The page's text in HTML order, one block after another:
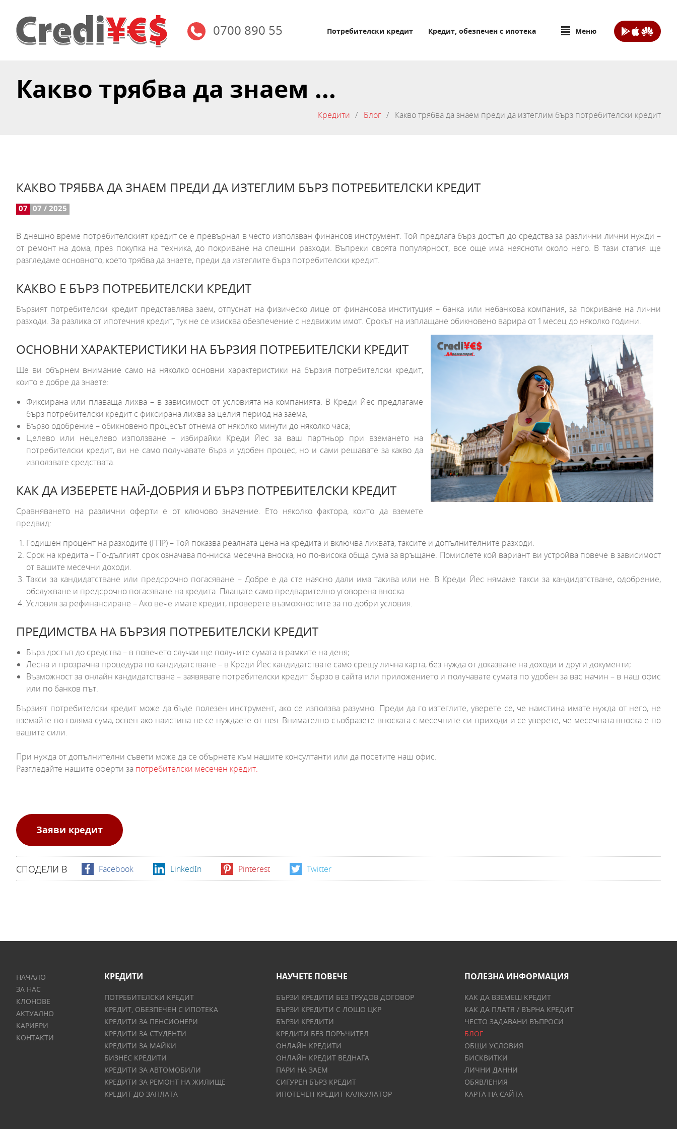
0700 890 55 Меню
Потребителски кредит Кредит, обезпечен с ипотека
Какво трябва да знаем ...
Кредити Блог Какво трябва да знаем преди да изтеглим бърз потребителски кредит
КАКВО ТРЯБВА ДА ЗНАЕМ ПРЕДИ ДА ИЗТЕГЛИМ БЪРЗ ПОТРЕБИТЕЛСКИ КРЕДИТ
07 07 / 2025
В днешно време потребителският кредит се е превърнал в често използван финансов инструмент. Той предлага бърз достъп до средства за различни лични нужди –
от ремонт на дома, през покупка на техника, до покриване на спешни разходи. Въпреки своята популярност, все още има неясноти около него. В тази статия ще
разгледаме основното, което трябва да знаете, преди да изтеглите бърз потребителски кредит.
КАКВО Е БЪРЗ ПОТРЕБИТЕЛСКИ КРЕДИТ
Бързият потребителски кредит представлява заем, отпуснат на физическо лице от финансова институция – банка или небанкова компания, за покриване на лични
разходи. За разлика от ипотечния кредит, тук не се изисква обезпечение с недвижим имот. Срокът на изплащане обикновено варира от 1 месец до няколко години.
ОСНОВНИ ХАРАКТЕРИСТИКИ НА БЪРЗИЯ ПОТРЕБИТЕЛСКИ КРЕДИТ
Ще ви обърнем внимание само на няколко основни характеристики на бързия потребителски кредит,
които е добре да знаете:
Фиксирана или плаваща лихва – в зависимост от условията на компанията. В Креди Йес предлагаме
бърз потребителски кредит с фиксирана лихва за целия период на заема;
Бързо одобрение – обикновено процесът отнема от няколко минути до няколко часа;
Целево или нецелево използване – избирайки Креди Йес за ваш партньор при вземането на
потребителски кредит, ви не само получавате бърз и удобен процес, но и сами решавате за какво да
използвате средствата.
КАК ДА ИЗБЕРЕТЕ НАЙ-ДОБРИЯ И БЪРЗ ПОТРЕБИТЕЛСКИ КРЕДИТ
Сравняването на различни оферти е от ключово значение. Ето няколко фактора, които да вземете
предвид:
Годишен процент на разходите (ГПР) – Той показва реалната цена на кредита и включва лихвата, таксите и допълнителните разходи.
Срок на кредита – По-дългият срок означава по-ниска месечна вноска, но по-висока обща сума за връщане. Помислете кой вариант ви устройва повече в зависимост
от вашите месечни доходи.
Такси за кандидатстване или предсрочно погасяване – Добре е да сте наясно дали има такива или не. В Креди Йес нямаме такси за кандидатстване, одобрение,
обслужване и предсрочно погасяване на кредита. Плащате само предварително уговорена вноска.
Условия за рефинансиране – Ако вече имате кредит, проверете възможностите за по-добри условия.
ПРЕДИМСТВА НА БЪРЗИЯ ПОТРЕБИТЕЛСКИ КРЕДИТ
Бърз достъп до средства – в повечето случаи ще получите сумата в рамките на деня;
Лесна и прозрачна процедура по кандидатстване – в Креди Йес кандидатствате само срещу лична карта, без нужда от доказване на доходи и други документи;
Възможност за онлайн кандидатстване – заявявате потребителски кредит бързо в сайта или приложението и получавате сумата по удобен за вас начин – в наш офис
или по банков път.
Бързият потребителски кредит може да бъде полезен инструмент, ако се използва разумно. Преди да го изтеглите, уверете се, че наистина имате нужда от него, не
вземайте по-голяма сума, освен ако наистина не се нуждаете от нея. Внимателно съобразете вноската с месечните си приходи и се уверете, че месечната вноска е по
вашите сили.
При нужда от допълнителни съвети може да се обърнете към нашите консултанти или да посетите наш офис.
Разгледайте нашите оферти за потребителски месечен кредит.
Заяви кредит
СПОДЕЛИ В Facebook LinkedIn Pinterest Twitter
НАЧАЛО
ЗА НАС
КЛОНОВЕ
АКТУАЛНО
КАРИЕРИ
КОНТАКТИ
КРЕДИТИ
ПОТРЕБИТЕЛСКИ КРЕДИТ
КРЕДИТ, ОБЕЗПЕЧЕН С ИПОТЕКА
КРЕДИТИ ЗА ПЕНСИОНЕРИ
КРЕДИТИ ЗА СТУДЕНТИ
КРЕДИТИ ЗА МАЙКИ
БИЗНЕС КРЕДИТИ
КРЕДИТИ ЗА АВТОМОБИЛИ
КРЕДИТИ ЗА РЕМОНТ НА ЖИЛИЩЕ
КРЕДИТ ДО ЗАПЛАТА
НАУЧЕТЕ ПОВЕЧЕ
БЪРЗИ КРЕДИТИ БЕЗ ТРУДОВ ДОГОВОР
БЪРЗИ КРЕДИТИ С ЛОШО ЦКР
БЪРЗИ КРЕДИТИ
КРЕДИТИ БЕЗ ПОРЪЧИТЕЛ
ОНЛАЙН КРЕДИТИ
ОНЛАЙН КРЕДИТ ВЕДНАГА
ПАРИ НА ЗАЕМ
СИГУРЕН БЪРЗ КРЕДИТ
ИПОТЕЧЕН КРЕДИТ КАЛКУЛАТОР
ПОЛЕЗНА ИНФОРМАЦИЯ
КАК ДА ВЗЕМЕШ КРЕДИТ
КАК ДА ПЛАТЯ / ВЪРНА КРЕДИТ
ЧЕСТО ЗАДАВАНИ ВЪПРОСИ
БЛОГ
ОБЩИ УСЛОВИЯ
БИСКВИТКИ
ЛИЧНИ ДАННИ
ОБЯВЛЕНИЯ
КАРТА НА САЙТА